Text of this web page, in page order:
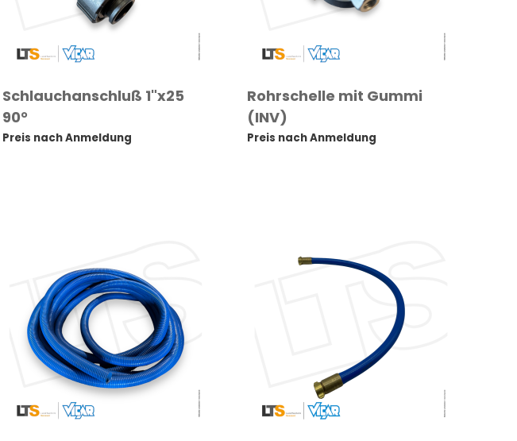
Schlauchanschluß 1"x25
90°
Preis nach Anmeldung
Rohrschelle mit Gummi
(INV)
Preis nach Anmeldung